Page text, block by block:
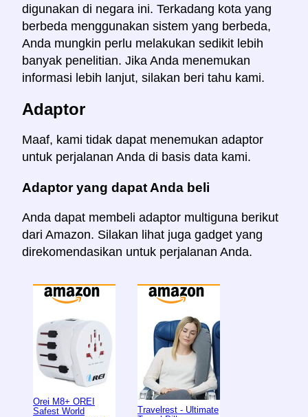
digunakan di negara ini. Terkadang kota yang
berbeda menggunakan sistem yang berbeda,
Anda mungkin perlu melakukan sedikit lebih
banyak penelitian. Jika Anda menemukan
informasi lebih lanjut, silakan beri tahu kami.
Adaptor
Maaf, kami tidak dapat menemukan adaptor
untuk perjalanan Anda di basis data kami.
Adaptor yang dapat Anda beli
Anda dapat membeli adaptor multiguna berikut
dari Amazon. Silakan lihat juga gadget yang
direkomendasikan untuk perjalanan Anda.
Orei M8+ OREI
Safest World
Travelrest - Ultimate